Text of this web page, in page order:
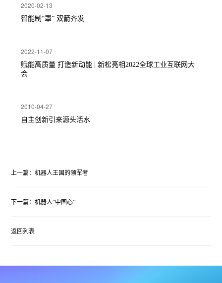
2020-02-13
智能制“罩” 双箭齐发
2022-11-07
赋能高质量 打造新动能 | 新松亮相2022全球工业互联网大
会
2010-04-27
自主创新引来源头活水
上一篇：机器人王国的领军者
下一篇：机器人“中国心”
返回列表